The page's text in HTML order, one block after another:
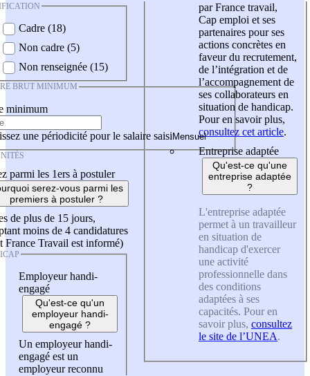
Cadre (18)
Non cadre (5)
Non renseignée (15)
BRUT MINIMUM
minimum
une périodicité pour le salaire saisi
parmi les 1ers à postuler
serez-vous parmi les
premiers à postuler ?
de plus de 15 jours,
moins de 4 candidatures
France Travail est informé)
Employeur handi-
engagé
Qu'est-ce qu'un
employeur handi-
engagé ?
Un employeur handi-
engagé est un
employeur reconnu
par France travail,
Cap emploi et ses
partenaires pour ses
actions concrètes en
faveur du recrutement,
de l’intégration et de
l’accompagnement de
ses collaborateurs en
situation de handicap.
Pour en savoir plus,
consultez cet article.
Entreprise adaptée
Qu'est-ce qu'une
entreprise adaptée
?
L'entreprise adaptée
permet à un travailleur
en situation de
handicap d'exercer
une activité
professionnelle dans
des conditions
adaptées à ses
capacités. Pour en
savoir plus, consultez
le site de l’UNEA.